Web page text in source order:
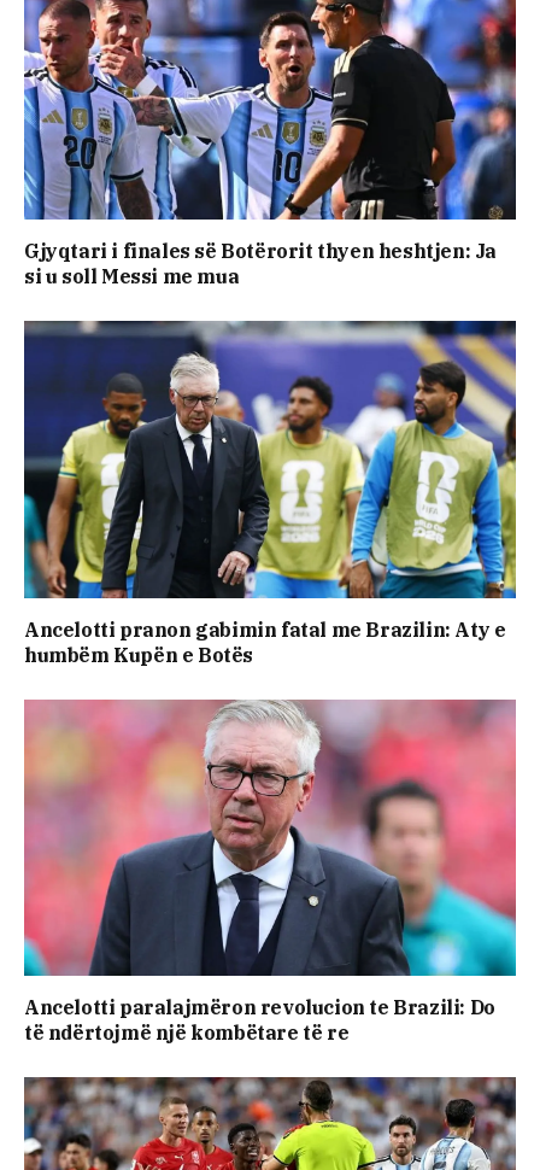
Gjyqtari i finales së Botërorit thyen heshtjen: Ja
si u soll Messi me mua
Ancelotti pranon gabimin fatal me Brazilin: Aty e
humbëm Kupën e Botës
Ancelotti paralajmëron revolucion te Brazili: Do
të ndërtojmë një kombëtare të re